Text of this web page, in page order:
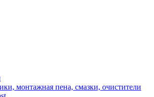
монтажная пена, смазки, очистители